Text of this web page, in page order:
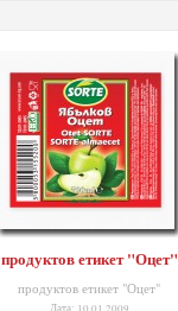
продуктов етикет "Оцет"
продуктов етикет "Оцет"